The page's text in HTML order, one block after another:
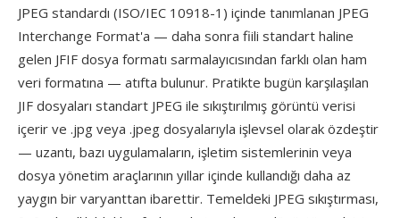
JPEG standardı (ISO/IEC 10918-1) içinde tanımlanan JPEG
Interchange Format'a — daha sonra fiili standart haline
gelen JFIF dosya formatı sarmalayıcısından farklı olan ham
veri formatına — atıfta bulunur. Pratikte bugün karşılaşılan
JIF dosyaları standart JPEG ile sıkıştırılmış görüntü verisi
içerir ve .jpg veya .jpeg dosyalarıyla işlevsel olarak özdeştir
— uzantı, bazı uygulamaların, işletim sistemlerinin veya
dosya yönetim araçlarının yıllar içinde kullandığı daha az
yaygın bir varyanttan ibarettir. Temeldeki JPEG sıkıştırması,